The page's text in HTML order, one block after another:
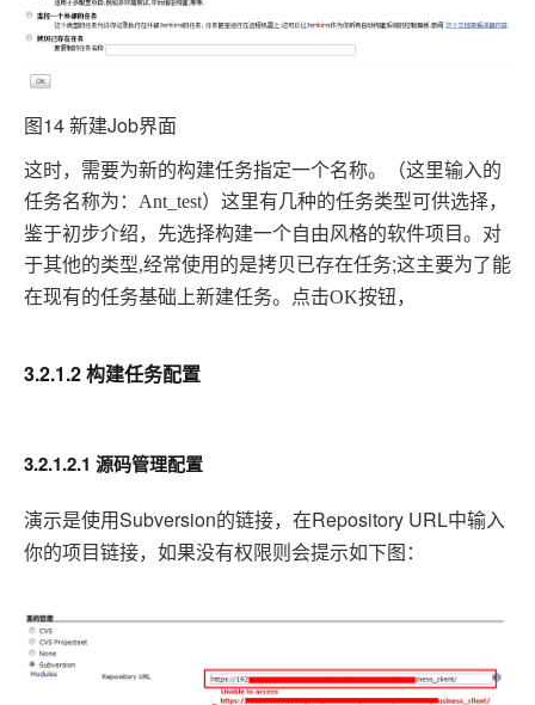
图14 新建Job界面
这时，需要为新的构建任务指定一个名称。（这里输入的
任务名称为：
Ant_test） 这里有几种的任务类型可供选择，
鉴于初步介绍，先选择构建一个自由风格的软件项目。对
于其他的类型,经常使用的是拷贝已存在任务;这主要为了能
在现有的任务基础上新建任务。点击OK按钮，
3.2.1.2 构建任务配置
3.2.1.2.1 源码管理配置
演示是使用Subversion的链接，在Repository URL中输入
你的项目链接，如果没有权限则会提示如下图：